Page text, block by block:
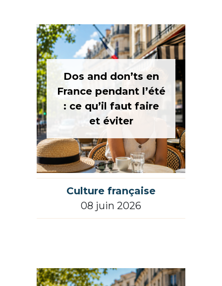
Dos and don’ts en
France pendant l’été
: ce qu’il faut faire
et éviter
Culture française
08 juin 2026